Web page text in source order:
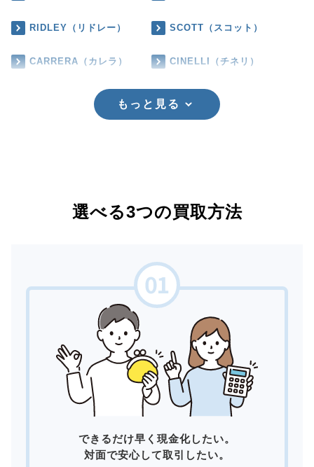
RIDLEY（リドレー） SCOTT（スコット）
CARRERA（カレラ） CINELLI（チネリ）
もっと見る
選べる3つの買取方法
できるだけ早く現金化したい。
対面で安心して取引したい。